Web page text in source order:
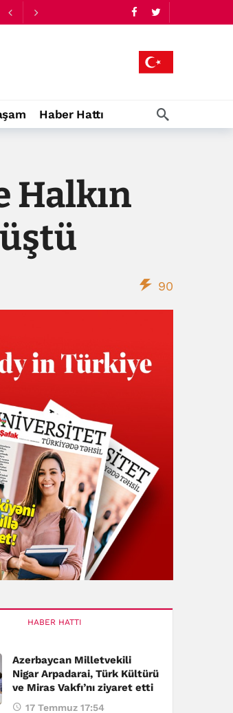
Haber Hattı
Halkın
90
HABER HATTI
Azerbaycan Milletvekili
Nigar Arpadarai, Türk Kültürü
ve Miras Vakfı’nı ziyaret etti
17 Temmuz 17:54